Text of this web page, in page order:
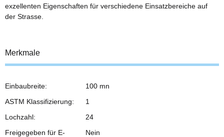
exzellenten Eigenschaften für verschiedene Einsatzbereiche auf
der Strasse.
Merkmale
Einbaubreite:
100 mn
ASTM Klassifizierung:
1
Lochzahl:
24
Freigegeben für E-
Nein